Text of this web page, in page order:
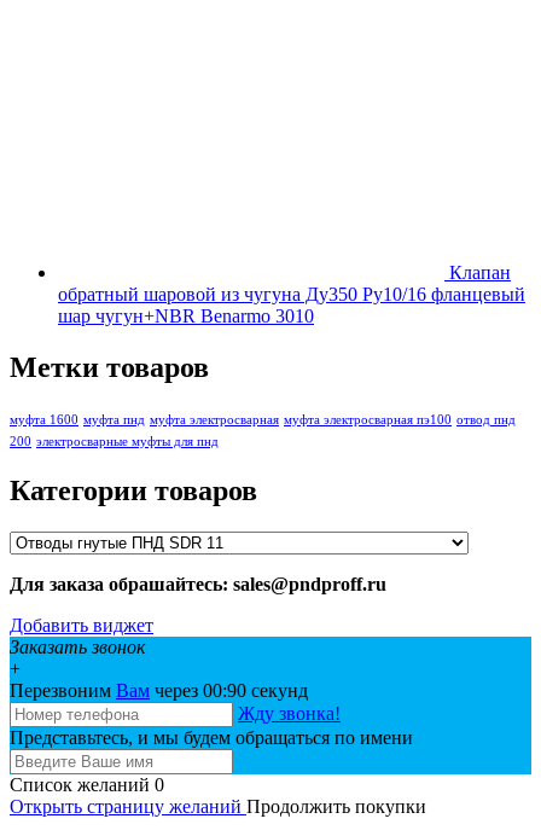
Клапан
обратный шаровой из чугуна Ду350 Ру10/16 фланцевый
шар чугун+NBR Benarmo 3010
Метки товаров
муфта 1600 муфта пнд муфта электросварная муфта электросварная пэ100 отвод пнд
200 электросварные муфты для пнд
Категории товаров
Для заказа обрашайтесь: sales@pndproff.ru
Добавить виджет
Заказать звонок
+
Перезвоним Вам через 00:90 секунд
Жду звонка!
Представьтесь, и мы будем обращаться по имени
Список желаний 0
Открыть страницу желаний Продолжить покупки